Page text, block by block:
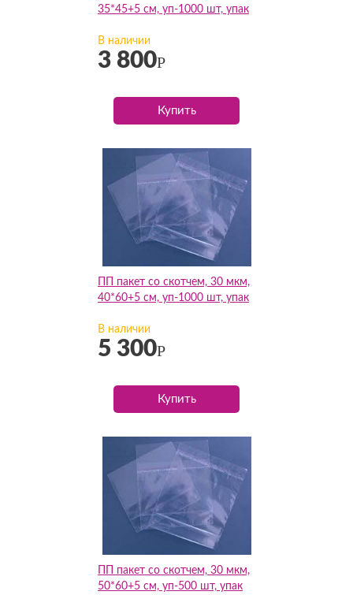
35*45+5 см, уп-1000 шт, упак
В наличии
3 800Р
Купить
ПП пакет со скотчем, 30 мкм,
40*60+5 см, уп-1000 шт, упак
В наличии
5 300Р
Купить
ПП пакет со скотчем, 30 мкм,
50*60+5 см, уп-500 шт, упак